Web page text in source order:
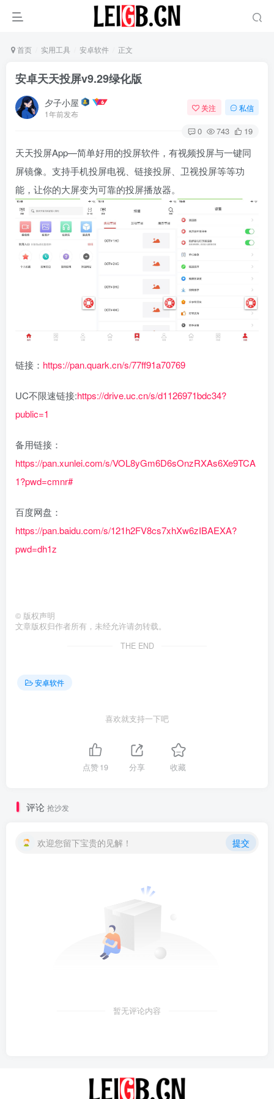
首页 实用工具 安卓软件 正文
安卓天天投屏v9.29绿化版
夕子小屋
1年前发布
关注 私信
0 743 19
天天投屏App—简单好用的投屏软件，有视频投屏与一键同
屏镜像。支持手机投屏电视、链接投屏、卫视投屏等等功
能，让你的大屏变为可靠的投屏播放器。
链接： https://pan.quark.cn/s/77ff91a70769
UC不限速链接:https://drive.uc.cn/s/d1126971bdc34?
public=1
备用链接：
https://pan.xunlei.com/s/VOL8yGm6D6sOnzRXAs6Xe9TCA
1?pwd=cmnr#
百度网盘：
https://pan.baidu.com/s/121h2FV8cs7xhXw6zIBAEXA?
pwd=dh1z
© 版权声明
文章版权归作者所有，未经允许请勿转载。
THE END
安卓软件
喜欢就支持一下吧
点赞19 分享 收藏
评论 抢沙发
欢迎您留下宝贵的见解！ 提交
暂无评论内容